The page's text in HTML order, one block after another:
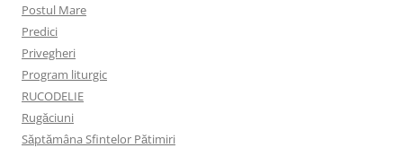
Postul Mare
Predici
Privegheri
Program liturgic
RUCODELIE
Rugăciuni
Săptămâna Sfintelor Pătimiri